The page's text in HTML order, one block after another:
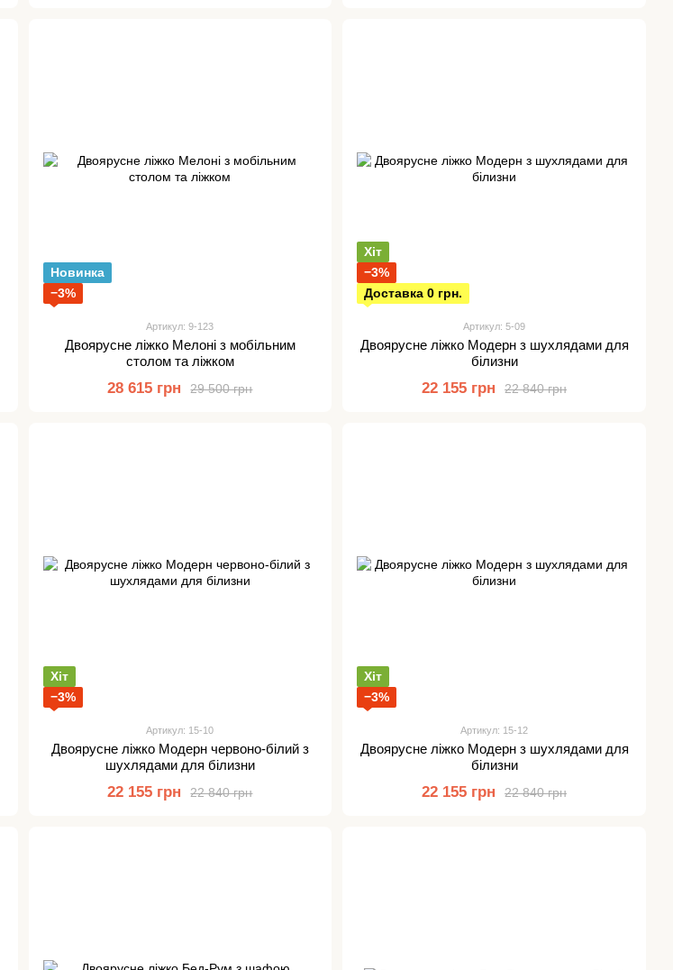
Новинка
−3%
Артикул: 9-123
Двоярусне ліжко Мелоні з мобільним
столом та ліжком
29 500 грн
28 615 грн
Хіт
−3%
Доставка 0 грн.
Артикул: 5-09
Двоярусне ліжко Модерн з шухлядами для
білизни
22 840 грн
22 155 грн
Хіт
−3%
Артикул: 15-10
Двоярусне ліжко Модерн червоно-білий з
шухлядами для білизни
22 840 грн
22 155 грн
Хіт
−3%
Артикул: 15-12
Двоярусне ліжко Модерн з шухлядами для
білизни
22 840 грн
22 155 грн